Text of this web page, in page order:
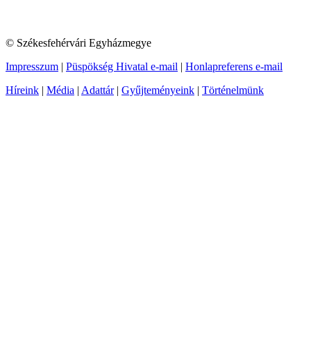
© Székesfehérvári Egyházmegye
Impresszum | Püspökség Hivatal e-mail | Honlapreferens e-mail
Híreink | Média | Adattár| Gyűjteményeink | Történelmünk